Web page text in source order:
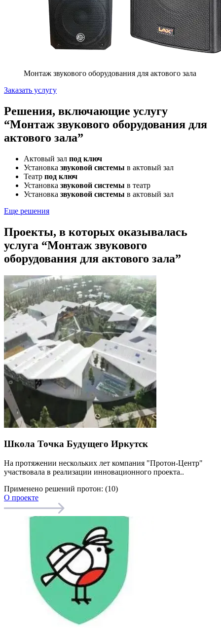
Монтаж звукового оборудования для актового зала
Заказать услугу
Решения, включающие услугу
“Монтаж звукового оборудования для
актового зала”
Актовый зал под ключ
Установка звуковой системы в актовый зал
Театр под ключ
Установка звуковой системы в театр
Установка звуковой системы в актовый зал
Еще решения
Проекты, в которых оказывалась
услуга “Монтаж звукового
оборудования для актового зала”
Школа Точка Будущего Иркутск
На протяжении нескольких лет компания "Протон-Центр"
участвовала в реализации инновационного проекта..
Применено решений протон: (10)
О проекте